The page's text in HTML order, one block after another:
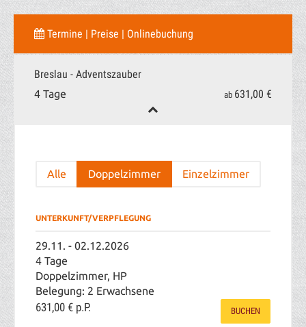
Termine | Preise | Onlinebuchung
Breslau - Adventszauber
4 Tage ab 631,00 €
Alle Doppelzimmer Einzelzimmer
UNTERKUNFT/VERPFLEGUNG
29.11. - 02.12.2026
4 Tage
Doppelzimmer, HP
Belegung: 2 Erwachsene
631,00 € p.P. BUCHEN